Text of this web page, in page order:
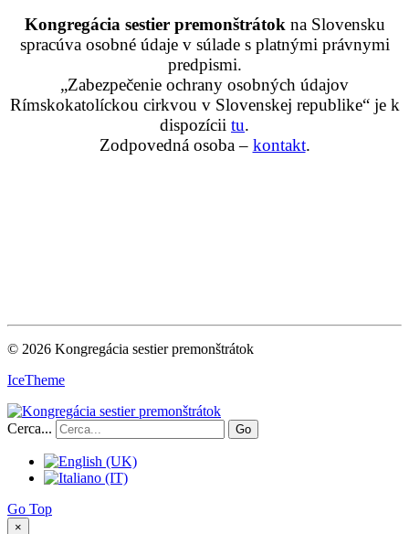
Kongregácia sestier premonštrátok na Slovensku
spracúva osobné údaje v súlade s platnými právnymi
predpismi.
„Zabezpečenie ochrany osobných údajov
Rímskokatolíckou cirkvou v Slovenskej republike“ je k
dispozícii tu.
Zodpovedná osoba – kontakt.
© 2026 Kongregácia sestier premonštrátok
IceTheme
Cerca... Go
Go Top
×